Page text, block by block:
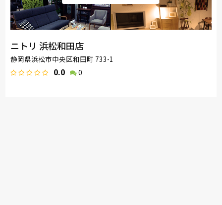
ニトリ 浜松和田店
静岡県浜松市中央区和田町 733-1
0.0 0